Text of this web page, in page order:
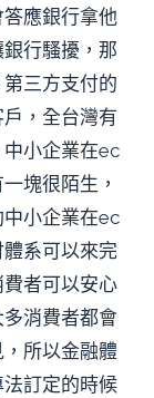
應銀行拿他
行騷擾，那
三方支付的
，全台灣有
小企業在ec
塊很陌生，
小企業在ec
體系可以來完
者可以安心
消費者都會
所以金融體
訂定的時候